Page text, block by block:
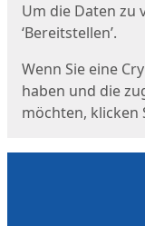
Um die Daten zu
‘Bereitstellen’.
Wenn Sie eine
haben und die
möchten, klicken